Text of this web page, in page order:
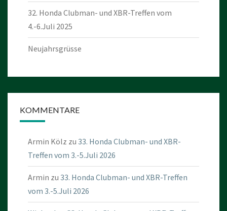
32. Honda Clubman- und XBR-Treffen vom
4.-6.Juli 2025
Neujahrsgrüsse
KOMMENTARE
Armin Kölz zu 33. Honda Clubman- und XBR-
Treffen vom 3.-5.Juli 2026
Armin zu 33. Honda Clubman- und XBR-Treffen
vom 3.-5.Juli 2026